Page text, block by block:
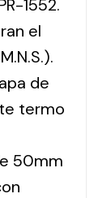
1552.
el
de
termo
50mm